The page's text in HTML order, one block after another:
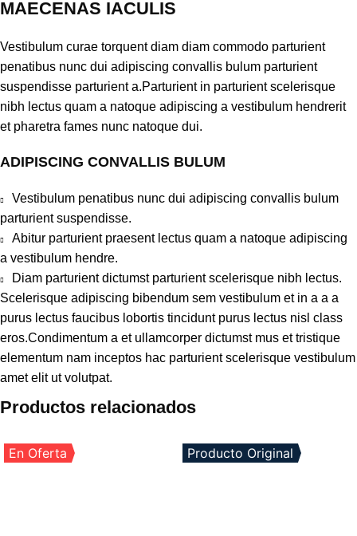
MAECENAS IACULIS
Vestibulum curae torquent diam diam commodo parturient
penatibus nunc dui adipiscing convallis bulum parturient
suspendisse parturient a.Parturient in parturient scelerisque
nibh lectus quam a natoque adipiscing a vestibulum hendrerit
et pharetra fames nunc natoque dui.
ADIPISCING CONVALLIS BULUM
Vestibulum penatibus nunc dui adipiscing convallis bulum
parturient suspendisse.
Abitur parturient praesent lectus quam a natoque adipiscing
a vestibulum hendre.
Diam parturient dictumst parturient scelerisque nibh lectus.
Scelerisque adipiscing bibendum sem vestibulum et in a a a
purus lectus faucibus lobortis tincidunt purus lectus nisl class
eros.Condimentum a et ullamcorper dictumst mus et tristique
elementum nam inceptos hac parturient scelerisque vestibulum
amet elit ut volutpat.
Productos relacionados
En Oferta Producto Original